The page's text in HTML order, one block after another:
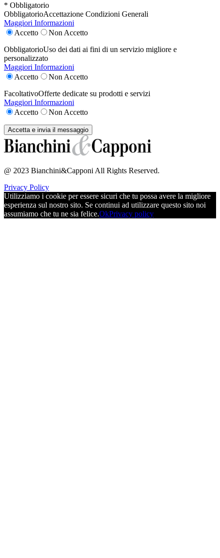
* Obbligatorio
ObbligatorioAccettazione Condizioni Generali
Maggiori Informazioni
Accetto
Non Accetto
ObbligatorioUso dei dati ai fini di un servizio migliore e
personalizzato
Maggiori Informazioni
Accetto
Non Accetto
FacoltativoOfferte dedicate su prodotti e servizi
Maggiori Informazioni
Accetto
Non Accetto
@ 2023 Bianchini&Capponi All Rights Reserved.
Privacy Policy
Utilizziamo i cookie per essere sicuri che tu possa avere la migliore
esperienza sul nostro sito. Se continui ad utilizzare questo sito noi
assumiamo che tu ne sia felice.OkPrivacy policy